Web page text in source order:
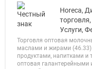
Horeca,
Услуги,
Торговля оптовая
маслами и жирами
продуктами, напитками и
оптовая галантерейными